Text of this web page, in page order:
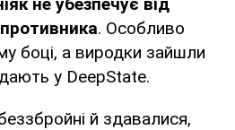
противника. Особливо
боці, а виродки зайшли
у DeepState.
й здавалися,